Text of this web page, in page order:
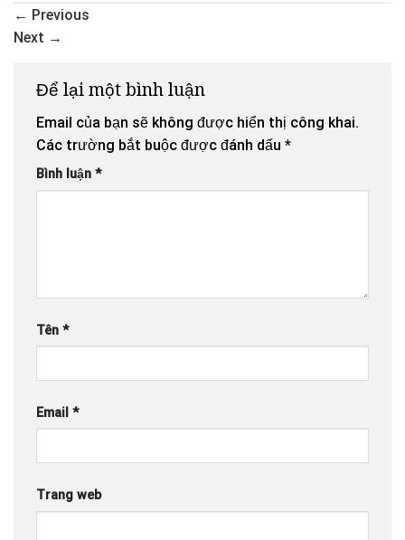
← Previous
Next →
Để lại một bình luận
Email của bạn sẽ không được hiển thị công khai.
Các trường bắt buộc được đánh dấu *
Bình luận *
Tên *
Email *
Trang web